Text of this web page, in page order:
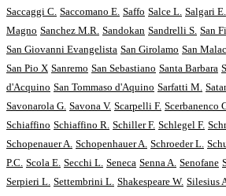
Saccaggi C. Saccomano E. Saffo Salce L. Salgari E.
Magno Sanchez M.R. Sandokan Sandrelli S. San
San Giovanni Evangelista San Girolamo San
San Pio X Sanremo San Sebastiano Santa Barbara
d'Acquino San Tommaso d'Aquino Sarfatti M.
Savonarola G. Savona V. Scarpelli F. Scerbanenco
Schiaffino Schiaffino R. Schiller F. Schlegel F.
Schopenauer A. Schopenhauer A. Schroeder L.
P.C. Scola E. Secchi L. Seneca Senna A. Senofane
Serpieri L. Settembrini L. Shakespeare W. Silesius